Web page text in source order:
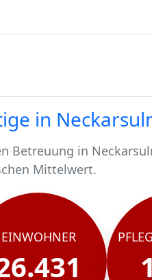
in
Betreuung in
Mittelwert.
26431 Menschen.
sind rund 1612
Menschen
in
EINWOHNER